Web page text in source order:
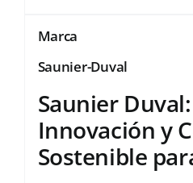
Marca
Saunier-Duval
Saunier
Innovación y
Sostenible